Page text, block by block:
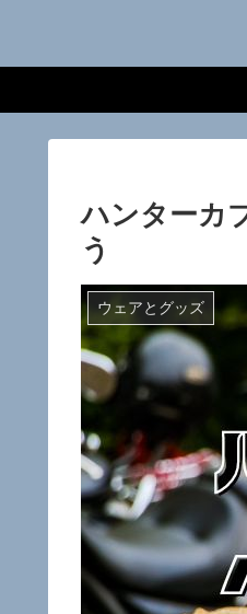
ハンターカ
う
ウェアとグッズ